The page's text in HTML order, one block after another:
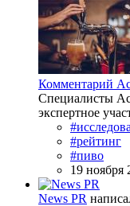
Комментарий
Специалисты
экспертное
#рейтинг
#пиво
19 ноября
News PR